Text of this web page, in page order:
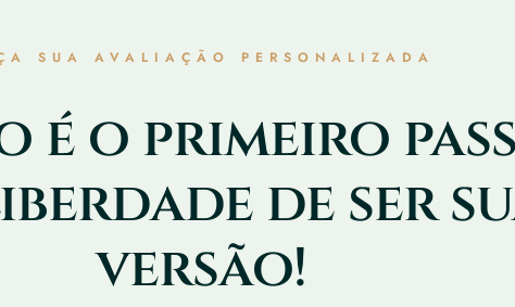
SUA AVALIAÇÃO PERSONALIZADA
é o primeiro
de ser
versão!